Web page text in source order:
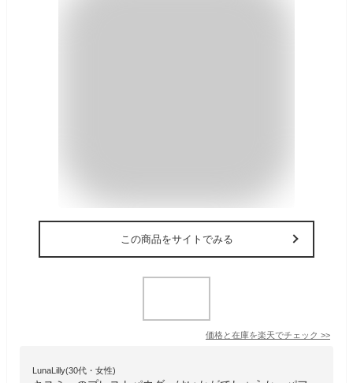
この商品をサイトでみる
価格と在庫を楽天でチェック >>
LunaLilly(30代・女性)